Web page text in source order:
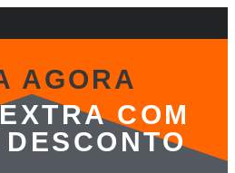
AGORA
COM